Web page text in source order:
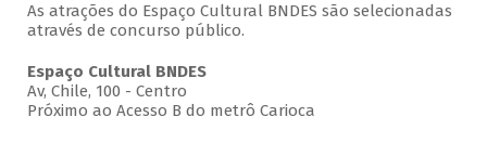
As atrações do Espaço Cultural BNDES são selecionadas
através de concurso público.
Espaço Cultural BNDES
Av, Chile, 100 - Centro
Próximo ao Acesso B do metrô Carioca